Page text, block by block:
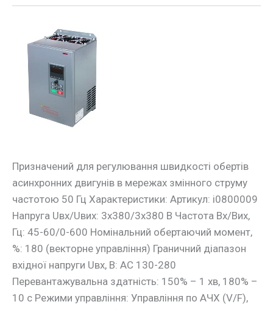
Призначений для регулювання швидкості обертів
асинхронних двигунів в мережах змінного струму
частотою 50 Гц Характеристики: Артикул: i0800009
Напруга Uвх/Uвих: 3х380/3х380 В Частота Вх/Вих,
Гц: 45-60/0-600 Номінальний обертаючий момент,
%: 180 (векторне управління) Граничний діапазон
вхідної напруги Uвх, В: АС 130-280
Перевантажувальна здатність: 150% – 1 хв, 180% –
10 с Режими управління: Управління по АЧХ (V/F),
Частотний
перетворювач
11кВт
3ф/380В